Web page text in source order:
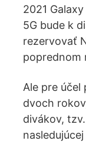
2021
5G bude k
rezervovať
poprednom
Ale pre účel
dvoch
divákov,